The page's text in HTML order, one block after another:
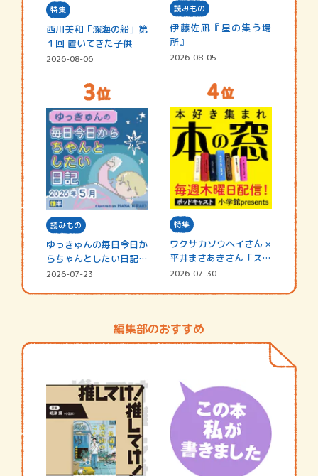
特集
西川美和「深海の船」第
１回 置いてきた子供
2026-08-06
読みもの
伊藤佐凪『星の集う場
所』
2026-08-05
読みもの
ゆっきゅんの毎日今日か
らちゃんとしたい日記
☆202…
2026-07-23
特集
ワクサカソウヘイさん ×
平井まさあきさん「スペ
シャ…
2026-07-30
編集部のおすすめ